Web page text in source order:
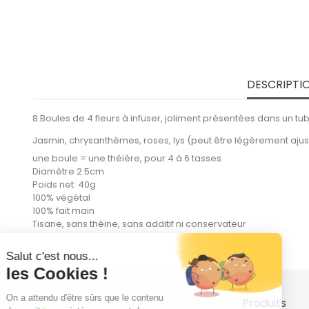
8 Boules de 4 fleurs à infuser, joliment présentées dans un
Jasmin, chrysanthèmes, roses, lys (peut être légèrement
une boule = une théière, pour 4 à 6 tasses
Diamètre 2.5cm
Poids net: 40g
100% végétal
100% fait main
Tisane, sans théine, sans additif ni conservateur
Produits